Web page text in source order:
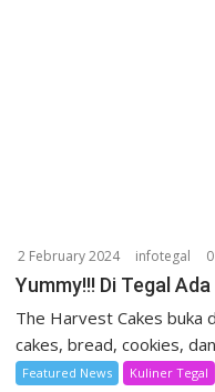
2 February 2024 infotegal 0
Yummy!!! Di Tegal
The Harvest Cakes buka
cakes, bread, cookies,
Featured News Kuliner Tegal